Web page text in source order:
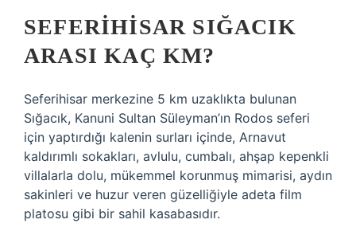
SEFERIHISAR SIĞACIK
ARASI KAÇ KM?
Seferihisar merkezine 5 km uzaklıkta bulunan
Sığacık, Kanuni Sultan Süleyman’ın Rodos seferi
için yaptırdığı kalenin surları içinde, Arnavut
kaldırımlı sokakları, avlulu, cumbalı, ahşap kepenkli
villalarla dolu, mükemmel korunmuş mimarisi, aydın
sakinleri ve huzur veren güzelliğiyle adeta film
platosu gibi bir sahil kasabasıdır.